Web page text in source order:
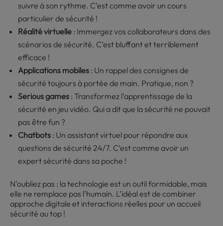
suivre à son rythme. C’est comme avoir un cours
particulier de sécurité !
Réalité virtuelle : Immergez vos collaborateurs dans des
scénarios de sécurité. C’est bluffant et terriblement
efficace !
Applications mobiles : Un rappel des consignes de
sécurité toujours à portée de main. Pratique, non ?
Serious games : Transformez l’apprentissage de la
sécurité en jeu vidéo. Qui a dit que la sécurité ne pouvait
pas être fun ?
Chatbots : Un assistant virtuel pour répondre aux
questions de sécurité 24/7. C’est comme avoir un
expert sécurité dans sa poche !
N’oubliez pas : la technologie est un outil formidable, mais
elle ne remplace pas l’humain. L’idéal est de combiner
approche digitale et interactions réelles pour un accueil
sécurité au top !